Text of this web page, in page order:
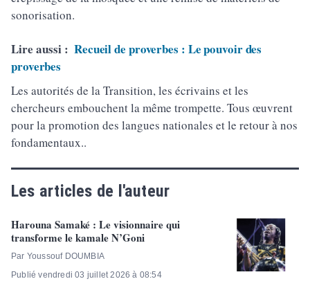
sonorisation.
Lire aussi : Recueil de proverbes : Le pouvoir des
proverbes
Les autorités de la Transition, les écrivains et les
chercheurs embouchent la même trompette. Tous œuvrent
pour la promotion des langues nationales et le retour à nos
fondamentaux..
Les articles de l'auteur
Harouna Samaké : Le visionnaire qui
transforme le kamale N’Goni
Par Youssouf DOUMBIA
Publié vendredi 03 juillet 2026 à 08:54